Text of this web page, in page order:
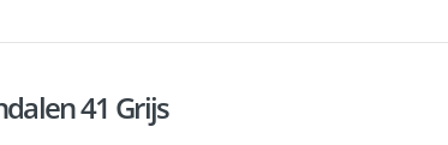
41 Grijs